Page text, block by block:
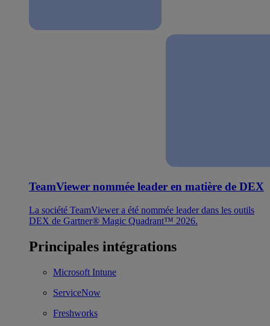
TeamViewer nommée leader en matière de DEX
La société TeamViewer a été nommée leader dans les outils
DEX de Gartner® Magic Quadrant™ 2026.
Principales intégrations
Microsoft Intune
ServiceNow
Freshworks